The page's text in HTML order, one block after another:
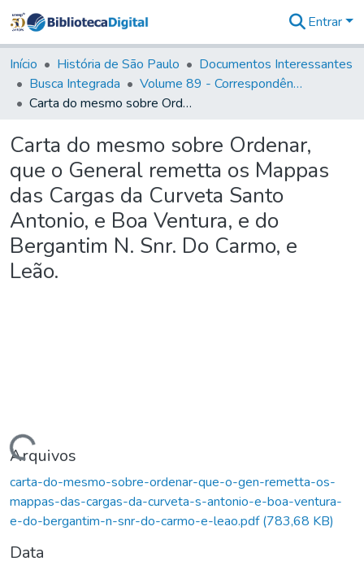
&
Coleções
Tudo na
Biblioteca
Estatísticas
Entrar
Início História de São Paulo
Documentos Interessantes
Busca Integrada
Volume 89 - Correspondência do então Governador e Capitão General de São Paulo, Antonio Manoel de Mello Castro (1797-1802)
Carta do mesmo sobre Ordenar, que o General remetta os Mappas das Cargas da Curveta Santo Antonio, e Boa Ventura, e do Bergantim N. Snr. Do Carmo, e Leão.
Carta do mesmo sobre Ordenar,
que o General remetta os Mappas
das Cargas da Curveta Santo
Antonio, e Boa Ventura, e do
Bergantim N. Snr. Do Carmo, e
Leão.
Carregando...
Arquivos
carta-do-mesmo-sobre-ordenar-que-o-gen-remetta-os-
mappas-das-cargas-da-curveta-s-antonio-e-boa-ventura-
e-do-bergantim-n-snr-do-carmo-e-leao.pdf(783,68 KB)
Data